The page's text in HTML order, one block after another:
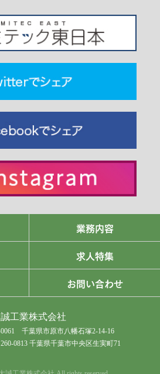
業務内容
求人特集
お問い合わせ
工業株式会社
0061 千葉県市原市八幡石塚2-14-16
0813 千葉県千葉市中央区生実町71